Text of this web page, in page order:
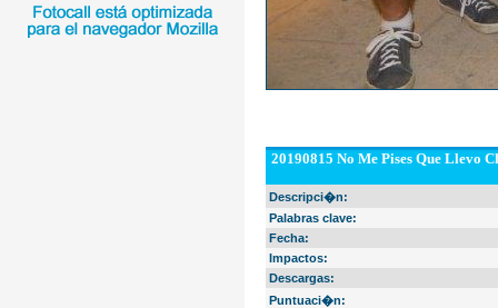
20190815 No Me Pises Que Llevo
Descripci�n:
Palabras clave:
Fecha:
Impactos:
Descargas:
Puntuaci�n: